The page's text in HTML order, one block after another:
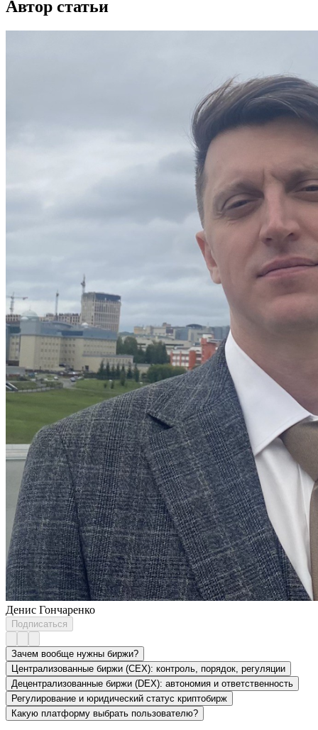
Автор статьи
Денис Гончаренко
Подписаться
Зачем вообще нужны биржи?
Централизованные биржи (CEX): контроль, порядок, регуляции
Децентрализованные биржи (DEX): автономия и ответственность
Регулирование и юридический статус криптобирж
Какую платформу выбрать пользователю?